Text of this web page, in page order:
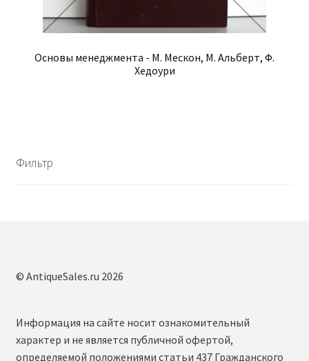
Основы менеджмента - М. Мескон, М. Альберт, Ф.
Хедоури
Фильтр
© AntiqueSales.ru 2026
Информация на сайте носит ознакомительный
характер и не является публичной офертой,
определяемой положениями статьи 437 Гражданского